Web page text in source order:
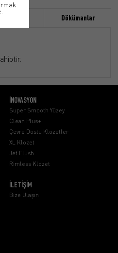
Dökümanlar
İNOVASYON
Super Smooth Yüzey
Clean Plus+
Çevre Dostu Klozetler
XL Klozet
Jet Flush
Rimless Klozet
İLETİŞİM
Bize Ulaşın